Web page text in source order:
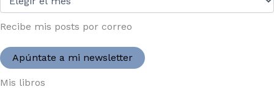
2004:
Recibe mis posts por correo
Apúntate a mi newsletter
Mis libros